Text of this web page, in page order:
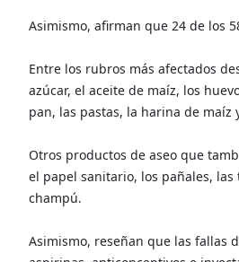
Asimismo, afirman que 24 de los
Entre los rubros más afectados
azúcar, el aceite de maíz, los
pan, las pastas, la harina de maíz
Otros productos de aseo que
el papel sanitario, los pañales,
champú.
Asimismo, reseñan que las fallas